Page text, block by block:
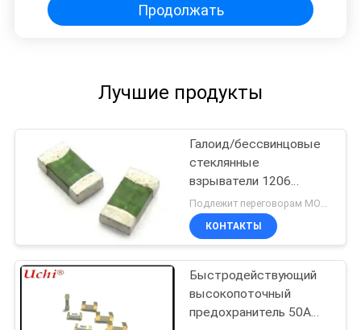
Продолжать
Лучшие продукты
Галоид/бессвинцовые
стеклянные
взрыватели 1206
быстро действуя
поверхностное Маунт
сплавляют
Подлежит переговорам MOQ:1 вьюрок
КОНТАКТЫ
Быстродействующий
высокопоточный
предохранитель 50А